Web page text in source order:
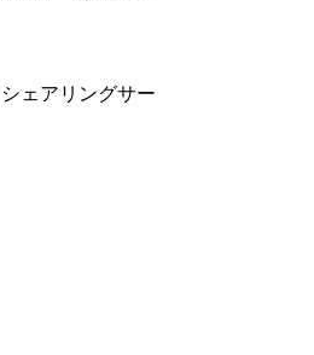
ェアリングサー